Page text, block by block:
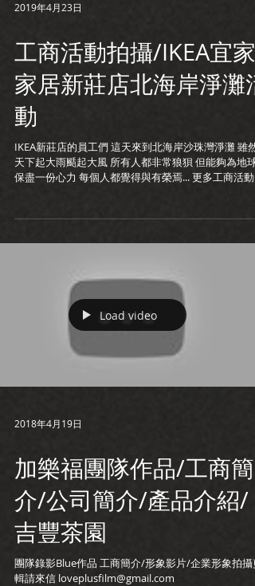
2019年4月23日
工商活動拍攝/IKEA宜家
家居新莊店北海岸淨灘活
動
IKEA新莊店的員工們 這天來到北海岸沙珠灣淨灘 雖然
天下起大雨颳起大風 所有人都非常狼狽 但能夠為地球
保盡一份心力 每個人都覺得與有榮焉... 更多工商活動
Load video
2018年4月19日
加樂福團隊作品/工商簡
介/公司簡介/產品介紹/
吉豐茶園
團隊錄影Blue作品 工商簡介/形象影片/企業形象拍攝剪
輯請來信 loveplusfilm@gmail.com